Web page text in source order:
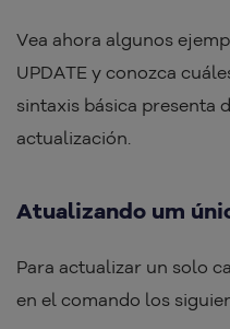
Vea ahora algunos
UPDATE y conozca
sintaxis básica presenta
actualización.
Atualizando um
Para actualizar un solo
en el comando los